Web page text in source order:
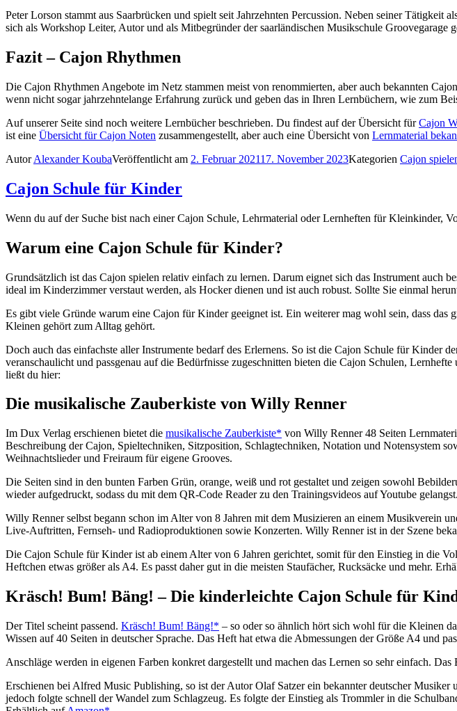
Peter Lorson stammt aus Saarbrücken und spielt seit Jahrzehnten Percussion. Neben seiner
sich als Workshop Leiter, Autor und als Mitbegründer der saarländischen Musikschule Groovegarage
Fazit– Cajon Rhythmen
Die Cajon Rhythmen Angebote im Netz stammen meist von renommierten, aber auch bekannten
wenn nicht sogar jahrzehntelange Erfahrung zurück und geben das in Ihren Lernbüchern, wie zum
Auf unserer Seite sind noch weitere Lernbücher beschrieben. Du findest auf der Übersicht fürCajon
ist eine Übersicht für Cajon Noten zusammengestellt, aber auch eine Übersicht von Lernmaterial
AutorAlexander KoubaVeröffentlicht am 2. Februar 202117. November 2023Kategorien Cajon
Cajon Schule für Kinder
Wenn du auf der Suche bist nach einer Cajon Schule, Lehrmaterial oder Lernheften für Kleinkinder,
Warum eine Cajon Schule für Kinder?
Grundsätzlich ist das Cajon spielen relativ einfach zu lernen. Darum eignet sich das Instrument
ideal im Kinderzimmer verstaut werden, als Hocker dienen und ist auch robust. Sollte Sie einmal
Es gibt viele Gründe warum eine Cajon für Kinder geeignet ist. Ein weiterer mag wohl sein, dass
Kleinen gehört zum Alltag gehört.
Doch auch das einfachste aller Instrumente bedarf des Erlernens. So ist die Cajon Schule für Kinder
veranschaulicht und passgenau auf die Bedürfnisse zugeschnitten bieten die Cajon Schulen,
ließt du hier:
Die musikalische Zauberkiste von Willy Renner
Im Dux Verlag erschienen bietet die musikalische Zauberkiste* von Willy Renner 48 Seiten
Beschreibung der Cajon, Spieltechniken, Sitzposition, Schlagtechniken, Notation und Notensystem
Weihnachtslieder und Freiraum für eigene Grooves.
Die Seiten sind in den bunten Farben Grün, orange, weiß und rot gestaltet und zeigen sowohl
wieder aufgedruckt, sodass du mit dem QR-Code Reader zu den Trainingsvideos auf Youtube gelangst.
Willy Renner selbst begann schon im Alter von 8 Jahren mit dem Musizieren an einem Musikverein
Live-Auftritten, Fernseh- und Radioproduktionen sowie Konzerten. Willy Renner ist in der Szene
Die Cajon Schule für Kinder ist ab einem Alter von 6 Jahren gerichtet, somit für den Einstieg in die
Heftchen etwas größer als A4. Es passt daher gut in die meisten Staufächer, Rucksäcke und mehr.
Kräsch! Bum! Bäng! – Die kinderleichte Cajon Schule für
Der Titel scheint passend. Kräsch! Bum! Bäng!* – so oder so ähnlich hört sich wohl für die Kleinen
Wissen auf 40 Seiten in deutscher Sprache. Das Heft hat etwa die Abmessungen der Größe A4 und
Anschläge werden in eigenen Farben konkret dargestellt und machen das Lernen so sehr einfach.
Erschienen bei Alfred Music Publishing, so ist der Autor Olaf Satzer ein bekannter deutscher
jedoch folgte schnell der Wandel zum Schlagzeug. Es folgte der Einstieg als Trommler in die